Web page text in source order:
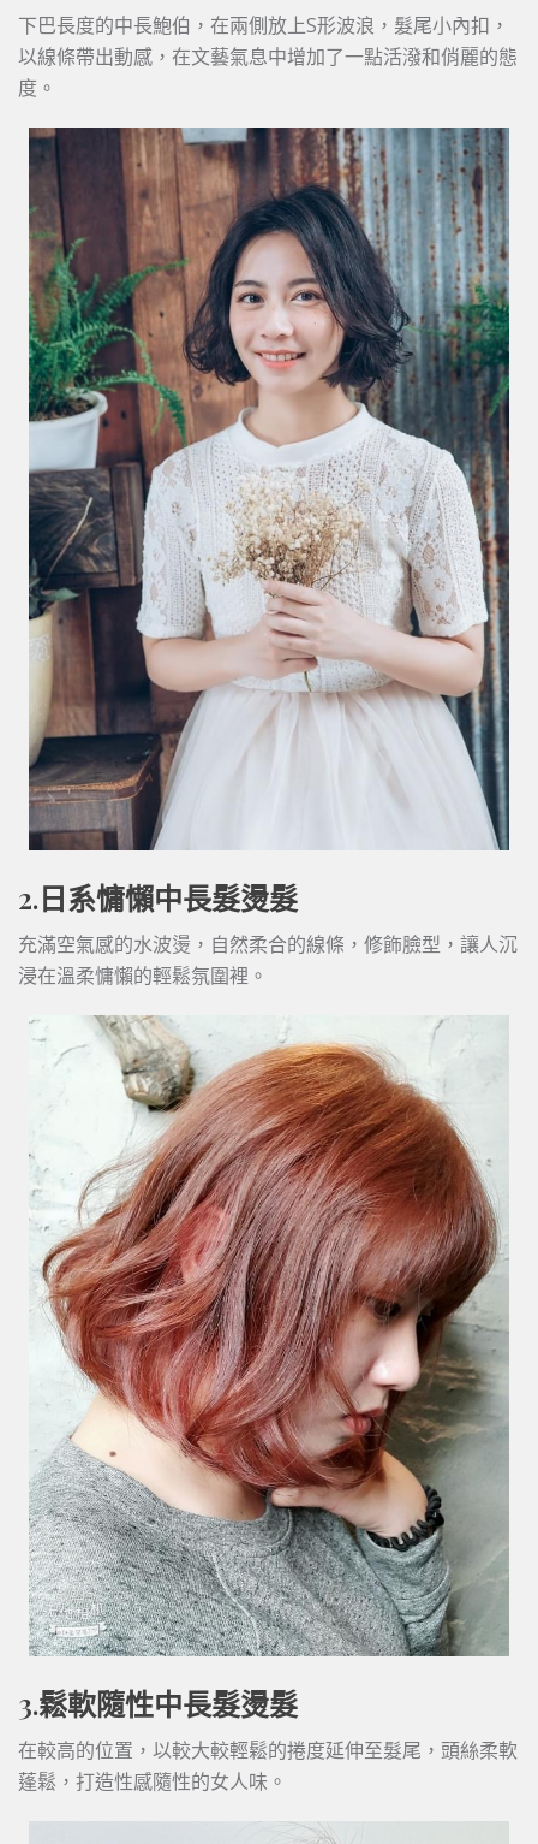
下巴長度的中長鮑伯，在兩側放上S形波浪，髮尾小內扣，
以線條帶出動感，在文藝氣息中增加了一點活潑和俏麗的態
度。
2.日系慵懶中長髮燙髮
充滿空氣感的水波燙，自然柔合的線條，修飾臉型，讓人沉
浸在溫柔慵懶的輕鬆氛圍裡。
3.鬆軟隨性中長髮燙髮
在較高的位置，以較大較輕鬆的捲度延伸至髮尾，頭絲柔軟
蓬鬆，打造性感隨性的女人味。